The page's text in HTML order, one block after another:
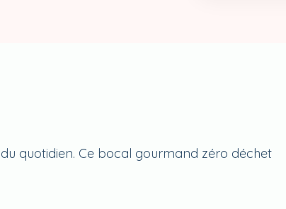
quotidien. Ce bocal gourmand zéro déchet